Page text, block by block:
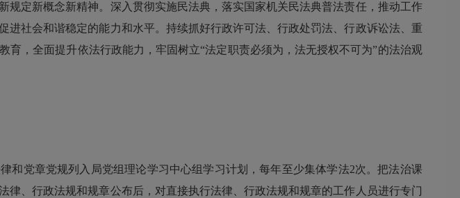
定新概念新精神。深入贯彻实施民法典，落实国家机关民法典普法责任，推动工作
社会和谐稳定的能力和水平。持续抓好行政许可法、行政处罚法、行政诉讼法、重
，全面提升依法行政能力，牢固树立“法定职责必须为，法无授权不可为”的法治观
党章党规列入局党组理论学习中心组学习计划，每年至少集体学法2次。把法治课
、行政法规和规章公布后，对直接执行法律、行政法规和规章的工作人员进行专门